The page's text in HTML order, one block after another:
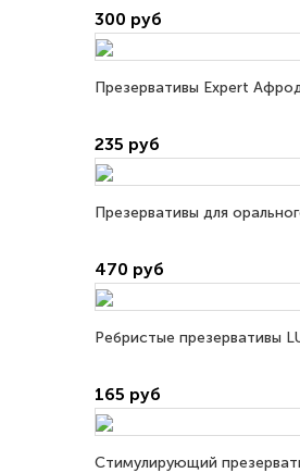
300 руб
Презервативы Expert
235 руб
Презервативы для
470 руб
Ребристые презервативы
165 руб
Стимулирующий